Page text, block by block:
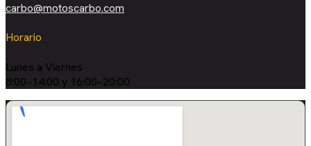
carbo@motoscarbo.com
Horario
Lunes a Viernes
8:00–14:00 y 16:00–20:00